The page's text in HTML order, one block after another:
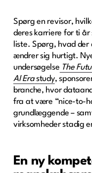
Spørg en revisor,
deres karriere for ti år
liste. Spørg, hvad
ændrer sig hurtigt.
undersøgelse The
AI Erastudy,
branche, hvor
fra at være “nice-to-
grundlæggende –
virksomheder stadig
En ny